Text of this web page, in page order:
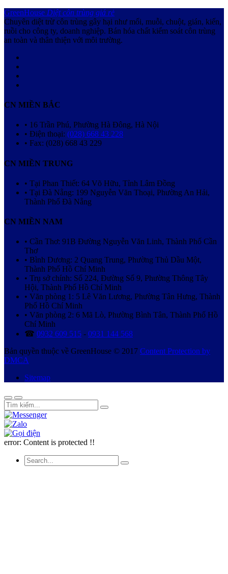
GreenHouse Diệt côn trùng giá rẻ
Chuyên diệt trừ côn trùng gây hại như mối, muỗi, chuột, gián, kiến,
ruồi cho công ty, doanh nghiệp. Bán hóa chất kiểm soát côn trùng
an toàn và thân thiện với môi trường.
CN MIỀN BẮC
• 16 Trần Phú, Phường Hà Đông, Hà Nội
• Điện thoại: (028) 668 43 228
• Fax: (028) 668 43 229
CN MIỀN TRUNG
• Tại Phan Thiết: 64 Võ Hữu, Tỉnh Lâm Đồng
• Tại Đà Nẵng: 199 Nguyễn Văn Thoại, Phường An Hải,
Thành Phố Đà Nẵng
CN MIỀN NAM
• Cần Thơ: 91B Đường Nguyễn Văn Linh, Thành Phố Cần
Thơ
• Bình Dương: 2 Quang Trung, Phường Thủ Dầu Một,
Thành Phố Hồ Chí Minh
• Trụ sở chính: Số 224, Đường Số 9, Phường Thông Tây
Hội, Thành Phố Hồ Chí Minh
• Văn phòng 1: 5 Lê Văn Lương, Phường Tân Hưng, Thành
Phố Hồ Chí Minh
• Văn phòng 2: 6 Mã Lò, Phường Bình Tân, Thành Phố Hồ
Chí Minh
☎ 0932 609 515 - 0931 144 568
Bản quyền thuộc về GreenHouse © 2017 Content Protection by
DMCA
Sitemap
error: Content is protected !!